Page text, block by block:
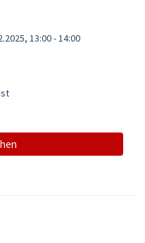
13:00 - 14:00